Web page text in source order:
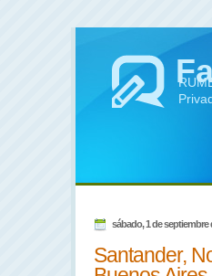
sábado, 1 de septiembre
Santander,